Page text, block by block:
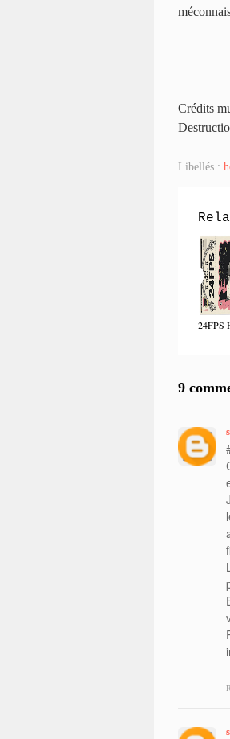
Crédits
Libellés :
24FPS
9